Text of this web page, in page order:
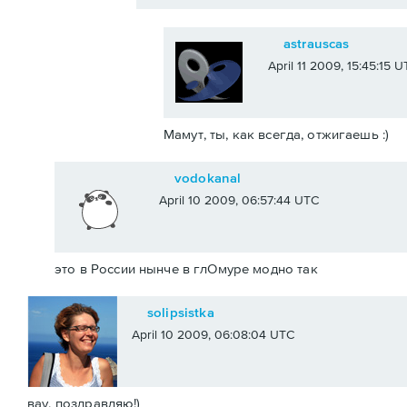
astrauscas
April 11 2009, 15:45:15
Мамут, ты, как всегда, отжигаешь :)
vodokanal
April 10 2009, 06:57:44 UTC
это в России нынче в глОмуре модно так
solipsistka
April 10 2009, 06:08:04 UTC
вау, поздравляю!)